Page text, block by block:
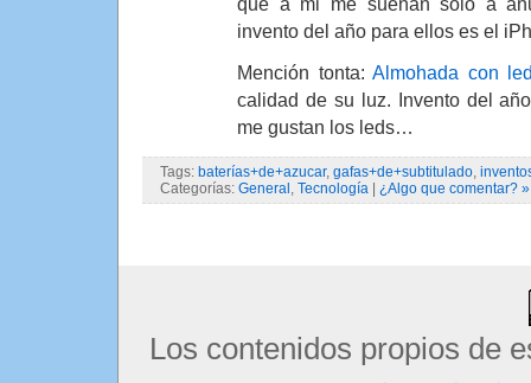
invento del año para ellos es el
Mención tonta: Almohada con
calidad de su luz. Invento del
me gustan los leds…
Tags: baterías+de+azucar, gafas+de+subtitulado,
Categorías: General , Tecnología ¿Algo que comentar? »
Los contenidos propios de